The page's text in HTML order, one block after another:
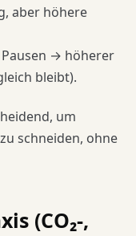
aber höhere
→ höherer
bleibt).
um
schneiden, ohne
(CO₂-,